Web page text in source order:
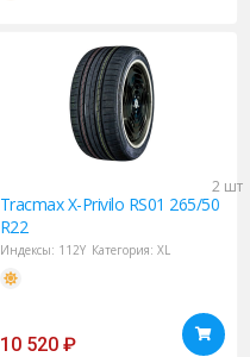
2 шт
TracmaxX-Privilo RS01 265/50
R22
Индексы: 112Y Категория: XL
10 520 ₽